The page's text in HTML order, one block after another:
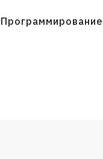
Программирование